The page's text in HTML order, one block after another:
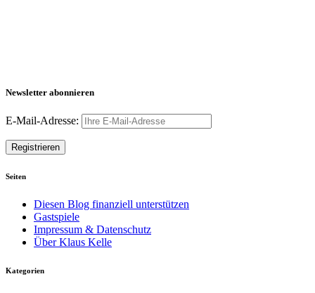
Newsletter abonnieren
E-Mail-Adresse:
Seiten
Diesen Blog finanziell unterstützen
Gastspiele
Impressum & Datenschutz
Über Klaus Kelle
Kategorien